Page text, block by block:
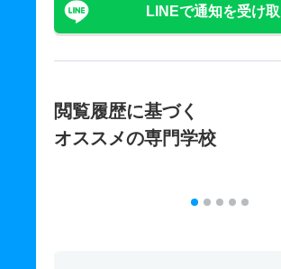
LINEで通知を受け
閲覧履歴に基づく
オススメの専門学校